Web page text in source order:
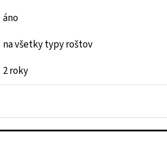
áno
na všetky typy roštov
2 roky